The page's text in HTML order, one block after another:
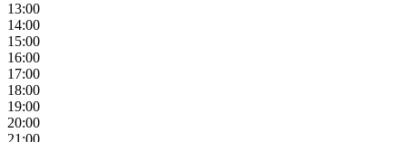
13:00
14:00
15:00
16:00
17:00
18:00
19:00
20:00